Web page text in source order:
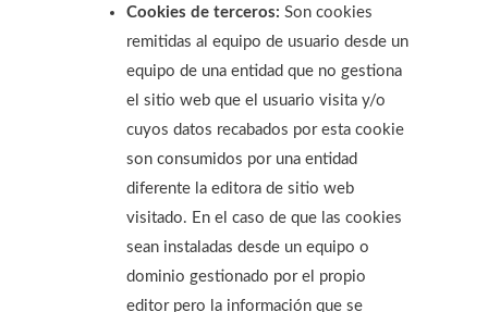
Cookies de terceros:Son cookies
remitidas al equipo de usuario desde un
equipo de una entidad que no gestiona
el sitio web que el usuario visita y/o
cuyos datos recabados por esta cookie
son consumidos por una entidad
diferente la editora de sitio web
visitado. En el caso de que las cookies
sean instaladas desde un equipo o
dominio gestionado por el propio
editor pero la información que se